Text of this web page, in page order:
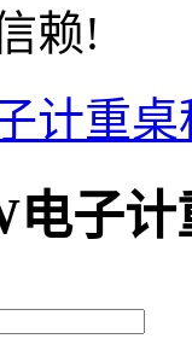
赖!
计重桌
电子计